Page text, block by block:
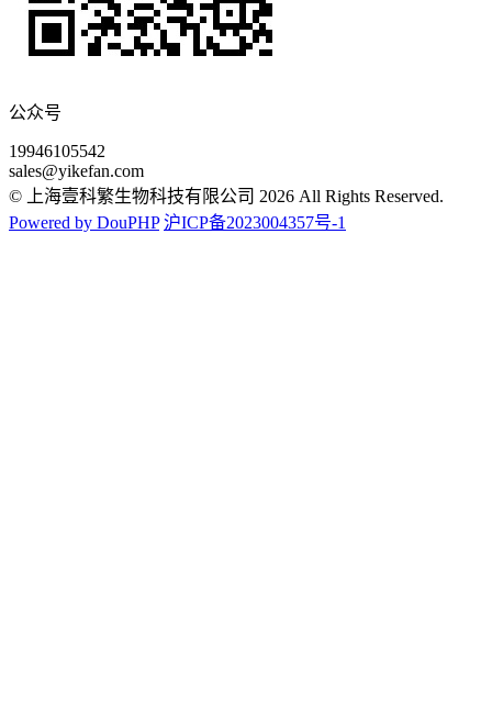
公众号
19946105542
sales@yikefan.com
© 上海壹科繁生物科技有限公司 2026 All Rights Reserved.
Powered by DouPHP 沪ICP备2023004357号-1